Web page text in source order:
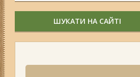
ШУКАТИ НА САЙТІ